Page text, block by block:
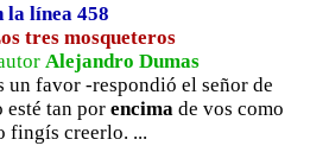
la línea 458
tres mosqueteros
Alejandro Dumas
un favor -respondió el señor de
tan por encimade vos como
fingís creerlo. ...